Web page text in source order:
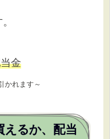
金
かれます～
えるか、配当